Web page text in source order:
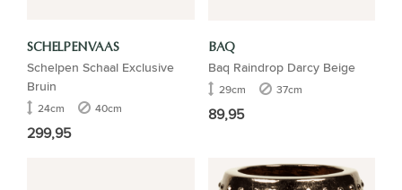
SCHELPENVAAS
Schelpen Schaal Exclusive
Bruin
24cm 40cm
299,95
BAQ
Baq Raindrop Darcy Beige
29cm 37cm
89,95